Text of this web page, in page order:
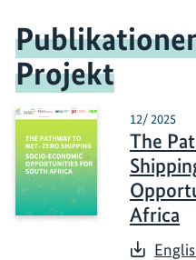
Projekt
12/ 2025
The
Africa